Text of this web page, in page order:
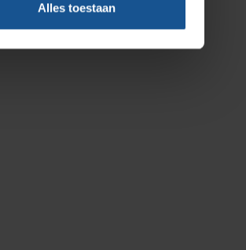
Alles toestaan